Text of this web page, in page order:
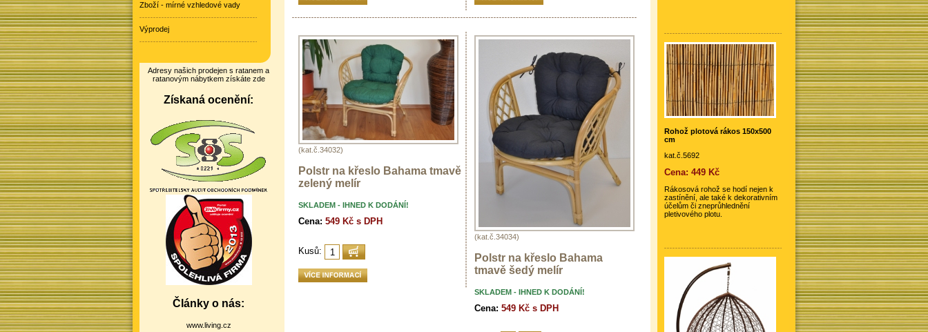
(kat.č.34032)
Polstr na křeslo Bahama tmavě
zelený melír
SKLADEM - IHNED K DODÁNÍ!
Cena: 549 Kč s DPH
Kusů:
(kat.č.34034)
Polstr na křeslo Bahama
tmavě šedý melír
SKLADEM - IHNED K DODÁNÍ!
Cena: 549 Kč s DPH
Rohož plotová rákos 150x500
cm
kat.č.5692
Cena: 449 Kč
Rákosová rohož se hodí nejen k
zastínění, ale také k dekorativním
účelům či zneprůhlednění
pletivového plotu.
Zboží - mírné vzhledové vady
Výprodej
Adresy našich prodejen s ratanem a
ratanovým nábytkem získáte zde
Získaná ocenění:
Články o nás:
www.living.cz